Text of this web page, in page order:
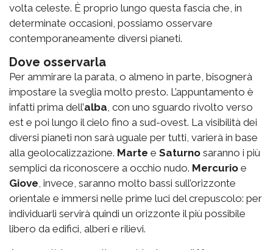
volta celeste. È proprio lungo questa fascia che, in
determinate occasioni, possiamo osservare
contemporaneamente diversi pianeti.
Dove osservarla
Per ammirare la parata, o almeno in parte, bisognerà
impostare la sveglia molto presto. L’appuntamento è
infatti prima dell’alba, con uno sguardo rivolto verso
est e poi lungo il cielo fino a sud-ovest. La visibilità dei
diversi pianeti non sarà uguale per tutti, varierà in base
alla geolocalizzazione. Marte e Saturno saranno i più
semplici da riconoscere a occhio nudo. Mercurio e
Giove, invece, saranno molto bassi sull’orizzonte
orientale e immersi nelle prime luci del crepuscolo: per
individuarli servirà quindi un orizzonte il più possibile
libero da edifici, alberi e rilievi.